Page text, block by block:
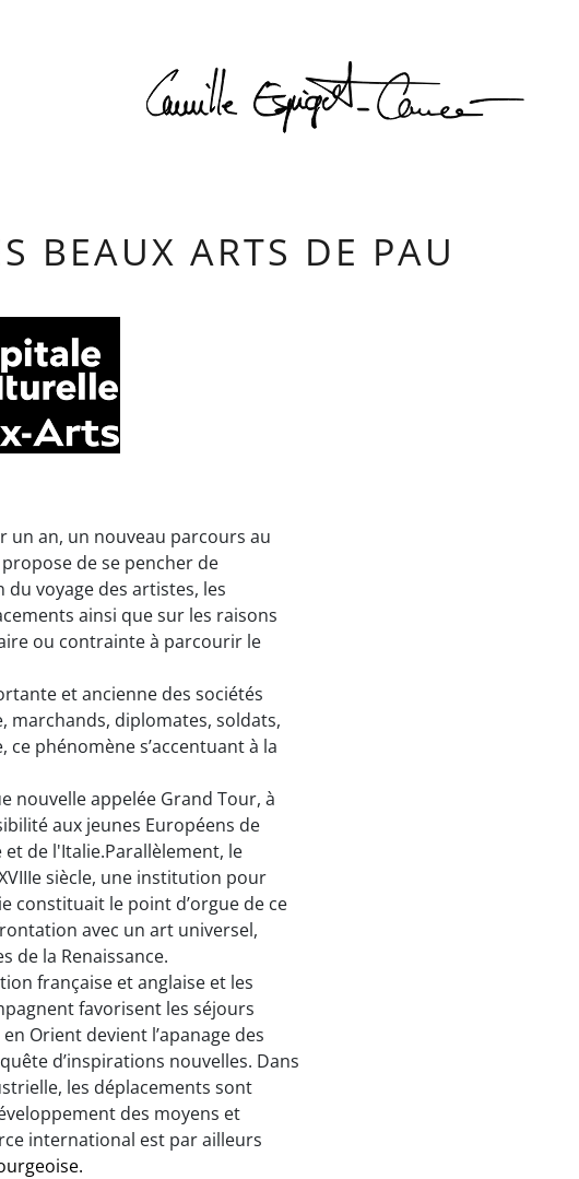
BEAUX ARTS DE PAU
un an, un nouveau parcours au
de se pencher de
voyage des artistes, les
ainsi que sur les raisons
ou contrainte à parcourir le
et ancienne des sociétés
marchands, diplomates, soldats,
phénomène s’accentuant à la
nouvelle appelée Grand Tour, à
aux jeunes Européens de
de l'Italie.Parallèlement, le
siècle, une institution pour
constituait le point d’orgue de ce
avec un art universel,
de la Renaissance.
française et anglaise et les
favorisent les séjours
Orient devient l’apanage des
d’inspirations nouvelles. Dans
les déplacements sont
des moyens et
international est par ailleurs